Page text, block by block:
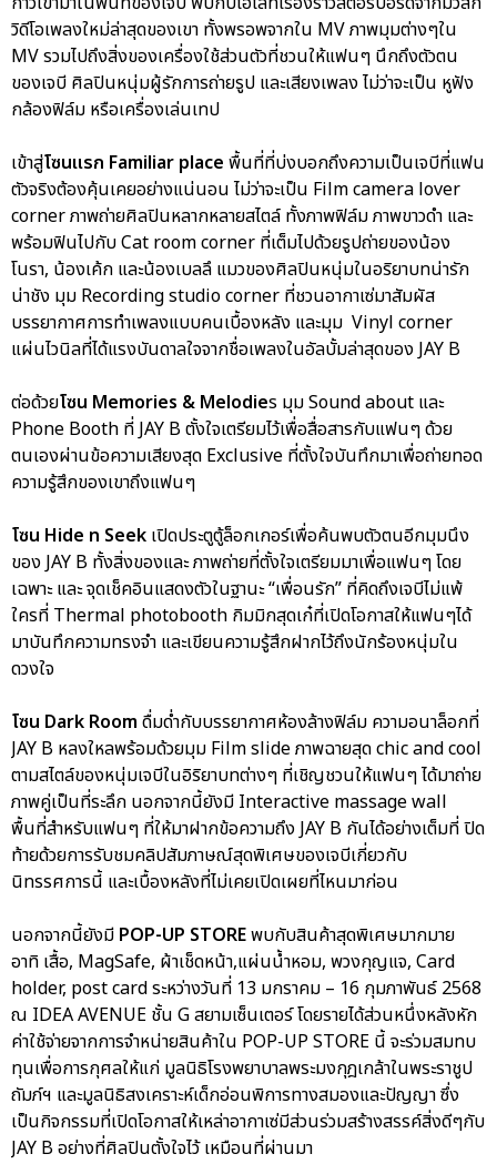
วิดีโอเพลงใหม่ล่าสุดของเขา ทั้งพรอพจากใน MV ภาพมุมต่างๆใน
MV รวมไปถึงสิ่งของเครื่องใช้ส่วนตัวที่ชวนให้แฟนๆ นึกถึงตัวตน
ของเจบี ศิลปินหนุ่มผู้รักการถ่ายรูป และเสียงเพลง ไม่ว่าจะเป็น หูฟัง
กล้องฟิล์ม หรือเครื่องเล่นเทป
เข้าสู่โซนแรก Familiar place พื้นที่ที่บ่งบอกถึงความเป็นเจบีที่แฟน
ตัวจริงต้องคุ้นเคยอย่างแน่นอน ไม่ว่าจะเป็น Film camera lover
corner ภาพถ่ายศิลปินหลากหลายสไตล์ ทั้งภาพฟิล์ม ภาพขาวดำ และ
พร้อมฟินไปกับ Cat room corner ที่เต็มไปด้วยรูปถ่ายของน้อง
โนรา, น้องเค้ก และน้องเบลลึ แมวของศิลปินหนุ่มในอริยาบทน่ารัก
น่าชัง มุม Recording studio corner ที่ชวนอากาเซ่มาสัมผัส
บรรยากาศการทำเพลงแบบคนเบื้องหลัง และมุม Vinyl corner
แผ่นไวนิลที่ได้แรงบันดาลใจจากชื่อเพลงในอัลบั้มล่าสุดของ JAY B
ต่อด้วยโซน Memories & Melodies มุม Sound about และ
Phone Booth ที่ JAY B ตั้งใจเตรียมไว้เพื่อสื่อสารกับแฟนๆ ด้วย
ตนเองผ่านข้อความเสียงสุด Exclusive ที่ตั้งใจบันทึกมาเพื่อถ่ายทอด
ความรู้สึกของเขาถึงแฟนๆ
โซน Hide n Seek เปิดประตูตู้ล็อกเกอร์เพื่อค้นพบตัวตนอีกมุมนึง
ของ JAY B ทั้งสิ่งของและ ภาพถ่ายที่ตั้งใจเตรียมมาเพื่อแฟนๆ โดย
เฉพาะ และ จุดเช็คอินแสดงตัวในฐานะ “เพื่อนรัก” ที่คิดถึงเจบีไม่แพ้
ใครที่ Thermal photobooth กิมมิกสุดเก๋ที่เปิดโอกาสให้แฟนๆได้
มาบันทึกความทรงจำ และเขียนความรู้สึกฝากไว้ถึงนักร้องหนุ่มใน
ดวงใจ
โซน Dark Room ดื่มด่ำกับบรรยากาศห้องล้างฟิล์ม ความอนาล็อกที่
JAY B หลงใหลพร้อมด้วยมุม Film slide ภาพฉายสุด chic and cool
ตามสไตล์ของหนุ่มเจบีในอิริยาบทต่างๆ ที่เชิญชวนให้แฟนๆ ได้มาถ่าย
ภาพคู่เป็นที่ระลึก นอกจากนี้ยังมี Interactive massage wall
พื้นที่สำหรับแฟนๆ ที่ให้มาฝากข้อความถึง JAY B กันได้อย่างเต็มที่ ปิด
ท้ายด้วยการรับชมคลิปสัมภาษณ์สุดพิเศษของเจบีเกี่ยวกับ
นิทรรศการนี้ และเบื้องหลังที่ไม่เคยเปิดเผยที่ไหนมาก่อน
นอกจากนี้ยังมี POP-UP STOREพบกับสินค้าสุดพิเศษมากมาย
อาทิ เสื้อ, MagSafe, ผ้าเช็ดหน้า,แผ่นน้ำหอม, พวงกุญแจ, Card
holder, post card ระหว่างวันที่ 13 มกราคม – 16 กุมภาพันธ์ 2568
ณ IDEA AVENUE ชั้น G สยามเซ็นเตอร์ โดยรายได้ส่วนหนึ่งหลังหัก
ค่าใช้จ่ายจากการจำหน่ายสินค้าใน POP-UP STORE นี้ จะร่วมสมทบ
ทุนเพื่อการกุศลให้แก่ มูลนิธิโรงพยาบาลพระมงกุฎเกล้าในพระราชูป
ถัมภ์ฯ และมูลนิธิสงเคราะห์เด็กอ่อนพิการทางสมองและปัญญา ซึ่ง
เป็นกิจกรรมที่เปิดโอกาสให้เหล่าอากาเซ่มีส่วนร่วมสร้างสรรค์สิ่งดีๆกับ
JAY B อย่างที่ศิลปินตั้งใจไว้ เหมือนที่ผ่านมา